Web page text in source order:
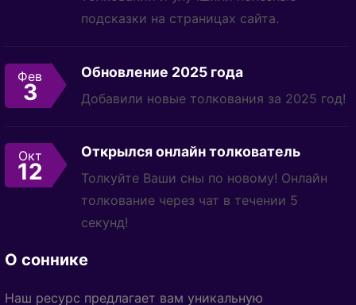
подсказки на страницах сайта.
Фев
3
Обновление 2025 года
Добавили новые толкования за 2025 год!
Окт
12
Открылся онлайн толкователь
Толкуйте Ваши сны по новому! Онлайн
толкование через чат в течении 5
секунд!
О соннике
Наш ресурс предлагает вам уникальную